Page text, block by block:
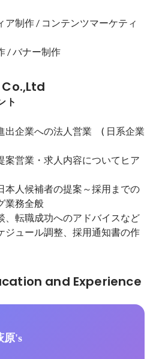
ア制作 / コンテンツマーケティ
/ バナー制作
ト
出企業への法人営業　( 日系企業
案営業・求人内容についてヒア
本人候補者の提案～採用までの
業務全般
、転職成功へのアドバイスなど
ジュール調整、採用通知書の作
原's